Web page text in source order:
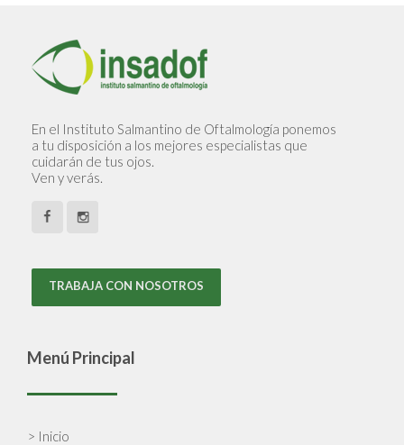
En el Instituto Salmantino de Oftalmología ponemos
a tu disposición a los mejores especialistas que
cuidarán de tus ojos.
Ven y verás.
TRABAJA CON NOSOTROS
Menú Principal
> Inicio